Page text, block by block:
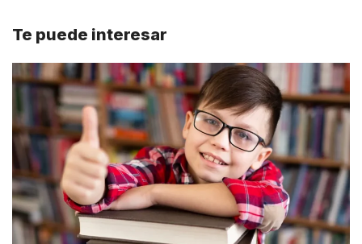
Te puede interesar